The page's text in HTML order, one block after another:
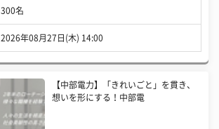
300名
2026年08月27日(木) 14:00
【中部電力】「きれいごと」を貫き、
想いを形にする！中部電